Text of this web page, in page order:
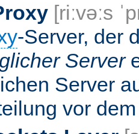
[riːvəːs
-Server, der
Server
Server
vor